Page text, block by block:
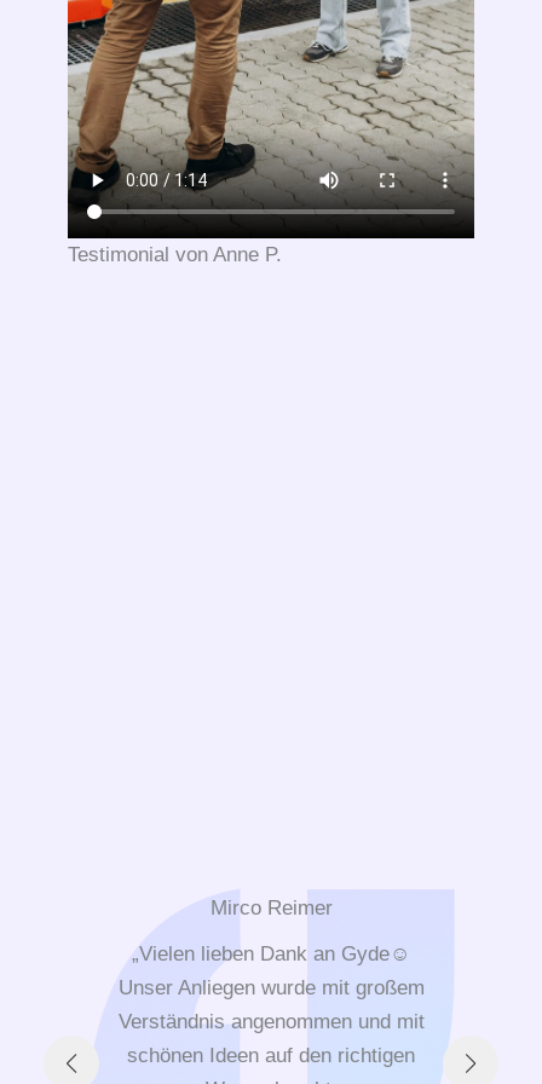
Testimonial von Anne P.
Mirco Reimer
„Vielen lieben Dank an Gyde☺️
Unser Anliegen wurde mit großem
Verständnis angenommen und mit
schönen Ideen auf den richtigen